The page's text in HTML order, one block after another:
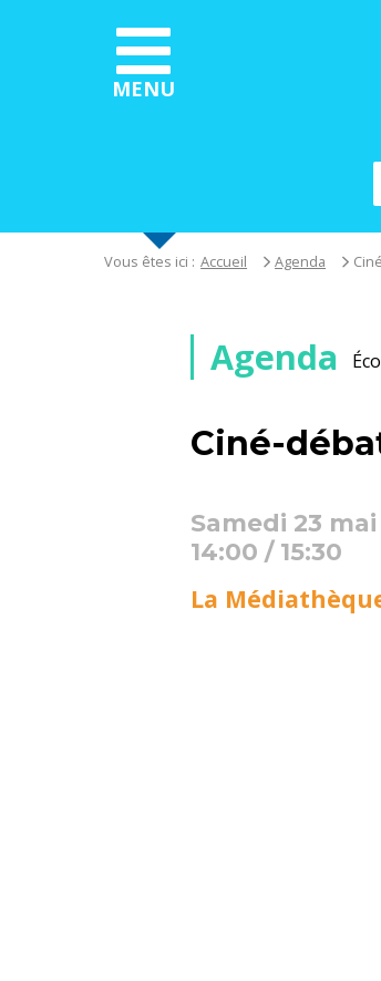
MENU
Vous êtes ici : Accueil Agenda
Agenda
Ciné-
Samedi 23
14:00 / 15:30
La